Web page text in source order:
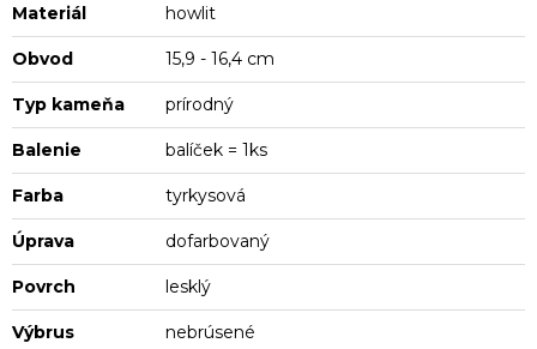
Materiál howlit
Obvod 15,9 - 16,4 cm
Typ kameňa prírodný
Balenie balíček = 1ks
Farba tyrkysová
Úprava dofarbovaný
Povrch lesklý
Výbrus nebrúsené